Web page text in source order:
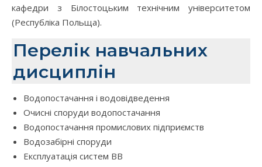
кафедри з Білостоцьким технічним університетом
(Республіка Польща).
Перелік навчальних
дисциплін
Водопостачання і водовідведення
Очисні споруди водопостачання
Водопостачання промислових підприємств
Водозабірні споруди
Експлуатація систем ВВ